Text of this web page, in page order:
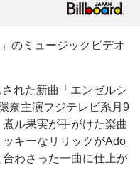
のミュージックビデオ
れた新曲「エンゼルシ
奈主演フジテレビ系月9
ル果実が手がけた楽曲
キーなリリックがAdo
わさった一曲に仕上が